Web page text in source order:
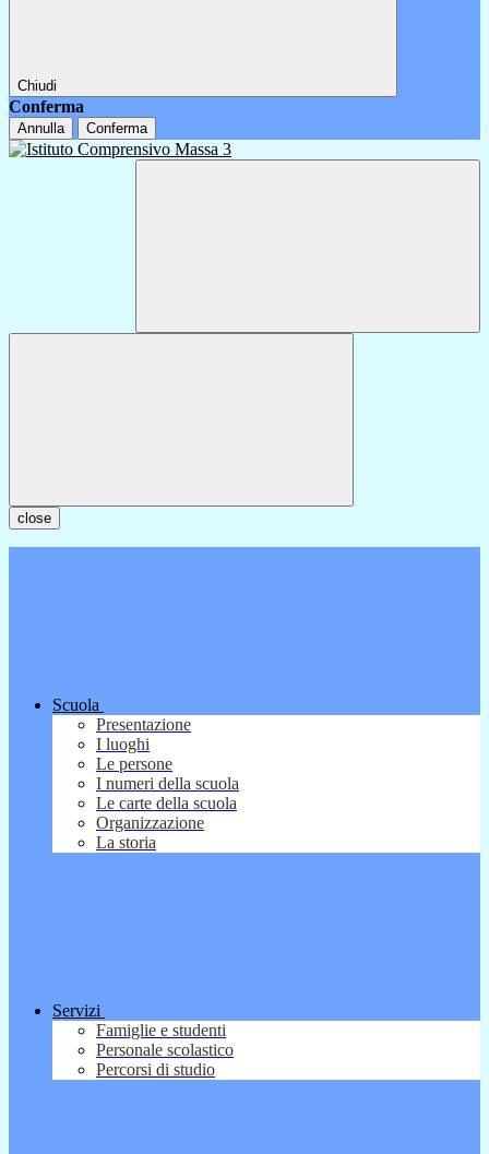
Chiudi
Conferma
Annulla Conferma
close
Scuola
Presentazione
I luoghi
Le persone
I numeri della scuola
Le carte della scuola
Organizzazione
La storia
Servizi
Famiglie e studenti
Personale scolastico
Percorsi di studio